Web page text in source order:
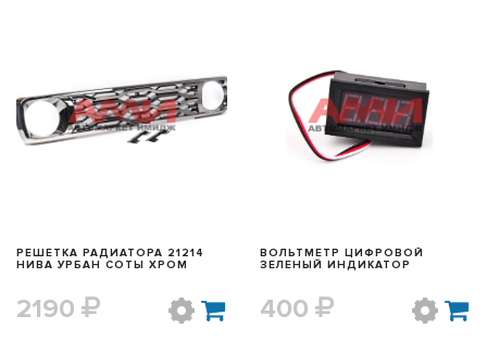
БЫСТРЫЙ ПРОСМОТР
РЕШЕТКА РАДИАТОРА 21214
НИВА УРБАН СОТЫ ХРОМ
2190
БЫСТРЫЙ ПРОСМОТР
ВОЛЬТМЕТР ЦИФРОВОЙ
ЗЕЛЕНЫЙ ИНДИКАТОР
400